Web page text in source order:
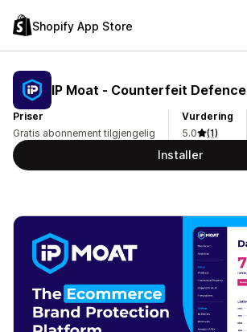
Shopify App Store
IP Moat ‑ Counterfeit Defence
Priser
Gratis abonnement tilgjengelig
Vurdering
5.0
(1)
Installer